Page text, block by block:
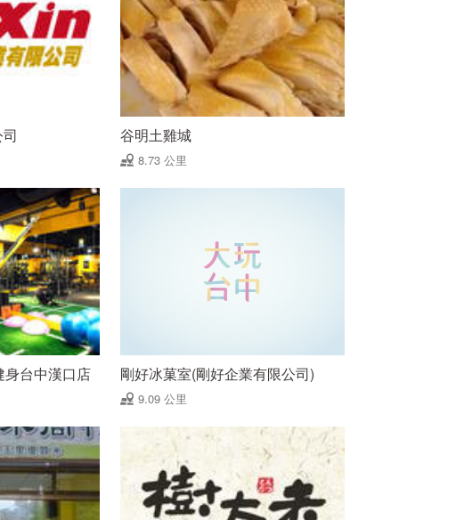
谷明土雞城
8.73 公里
身台中漢口店 剛好冰菓室(剛好企業有限公司)
9.09 公里